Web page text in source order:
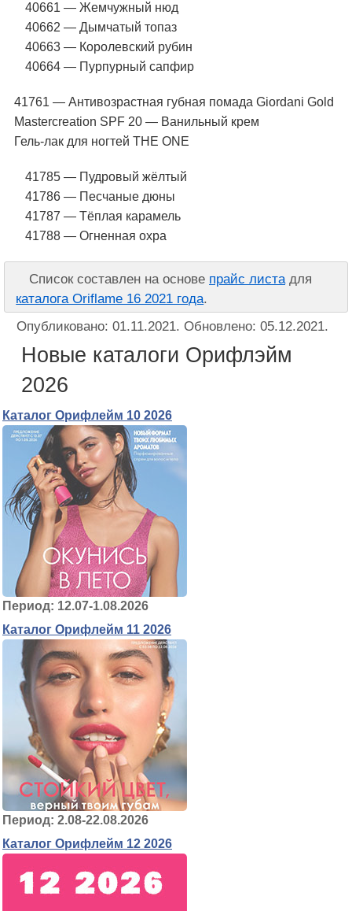
40661 — Жемчужный нюд
40662 — Дымчатый топаз
40663 — Королевский рубин
40664 — Пурпурный сапфир
41761 — Антивозрастная губная помада Giordani Gold
Mastercreation SPF 20 — Ванильный крем
Гель-лак для ногтей THE ONE
41785 — Пудровый жёлтый
41786 — Песчаные дюны
41787 — Тёплая карамель
41788 — Огненная охра
Список составлен на основе прайс листа для
каталога Oriflame 16 2021 года.
Опубликовано:01.11.2021. Обновлено:05.12.2021.
Новые каталоги Орифлэйм
2026
Каталог Орифлейм 10 2026
Период: 12.07-1.08.2026
Каталог Орифлейм 11 2026
Период: 2.08-22.08.2026
Каталог Орифлейм 12 2026